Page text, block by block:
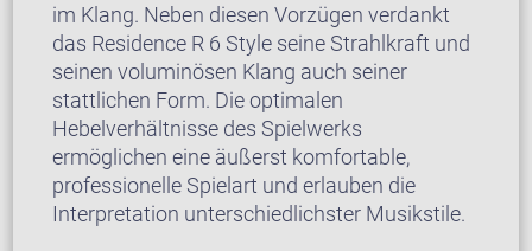
im Klang. Neben diesen Vorzügen verdankt
das Residence R 6 Style seine Strahlkraft und
seinen voluminösen Klang auch seiner
stattlichen Form. Die optimalen
Hebelverhältnisse des Spielwerks
ermöglichen eine äußerst komfortable,
professionelle Spielart und erlauben die
Interpretation unterschiedlichster Musikstile.